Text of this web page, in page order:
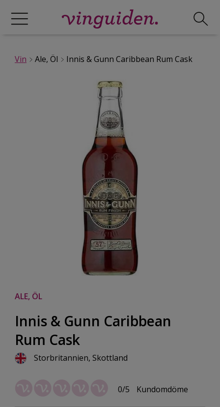
Vin Ale, Öl Innis & Gunn Caribbean Rum Cask
ALE, ÖL
Innis & Gunn Caribbean
Rum Cask
Storbritannien, Skottland
0/5 Kundomdöme